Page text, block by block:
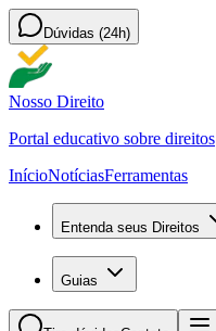
Dúvidas (24h)
Nosso Direito
Portal educativo sobre direitos
InícioNotíciasFerramentas
Entenda seus Direitos
Guias